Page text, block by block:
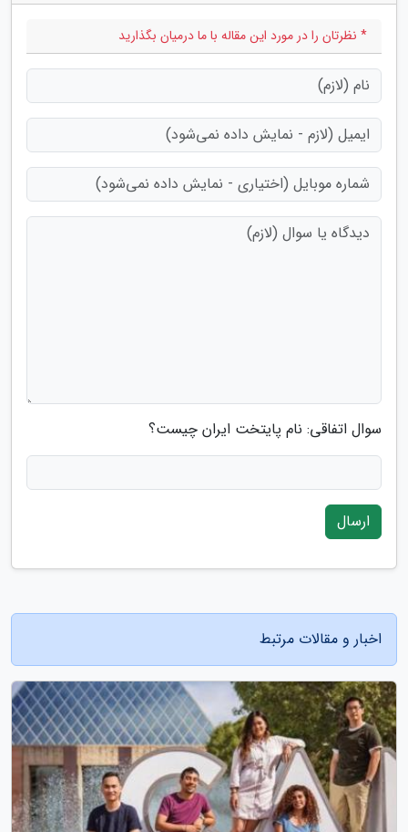
* نظرتان را در مورد این مقاله با ما درمیان بگذارید
سوال اتفاقی: نام پایتخت ایران چیست؟
ارسال
اخبار و مقالات مرتبط